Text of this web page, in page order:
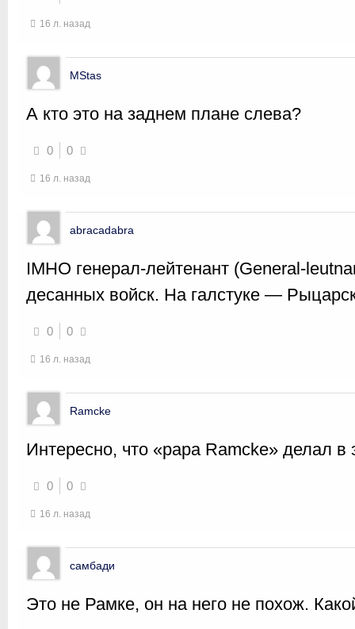
16 л. назад
MStas
А кто это на заднем плане слева?
0 0
16 л. назад
abracadabra
IMHO генерал-лейтенант (General-
десанных войск. На галстуке —
0 0
16 л. назад
Ramcke
Интересно, что «papa Ramcke» делал в
0 0
16 л. назад
самбади
Это не Рамке, он на него не похож.